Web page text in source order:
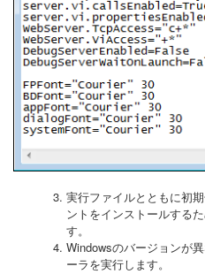
実行ファイルとともに初
ントをインストールする
す。
Windowsのバージョンが
ーラを実行します。